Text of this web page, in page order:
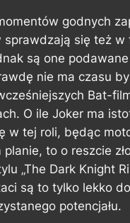
godnych
się też w
są one
nie ma czasu
Bat-
O ile Joker ma
w tej roli, będąc
to o reszcie
„The Dark Knight
są to tylko lekko
potencjału.